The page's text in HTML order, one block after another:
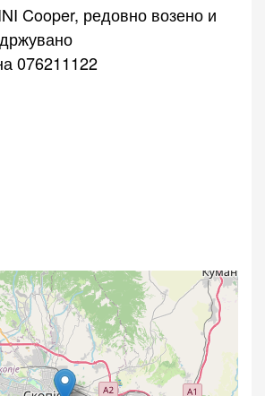
Cooper, редовно возено и
076211122